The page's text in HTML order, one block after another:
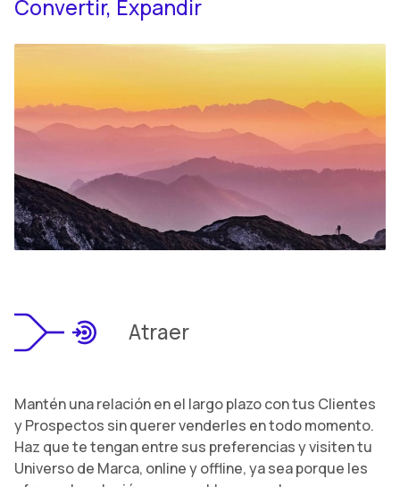
Convertir, Expandir
Atraer
Mantén una relación en el largo plazo con tus Clientes
y Prospectos sin querer venderles en todo momento.
Haz que te tengan entre sus preferencias y visiten tu
Universo de Marca, online y offline, ya sea porque les